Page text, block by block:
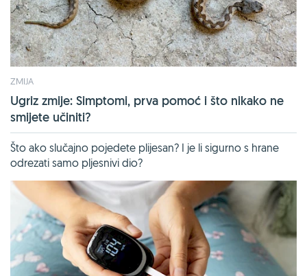
ZMIJA
Ugriz zmije: Simptomi, prva pomoć i što nikako ne
smijete učiniti?
Što ako slučajno pojedete plijesan? I je li sigurno s hrane
odrezati samo pljesnivi dio?